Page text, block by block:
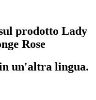
prodotto Lady
Rose
un'altra lingua.